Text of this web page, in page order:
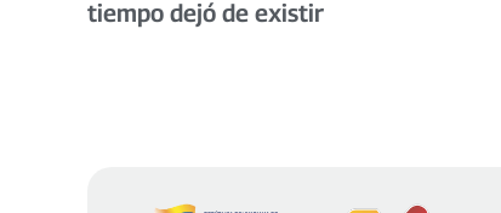
tiempo dejó de existir